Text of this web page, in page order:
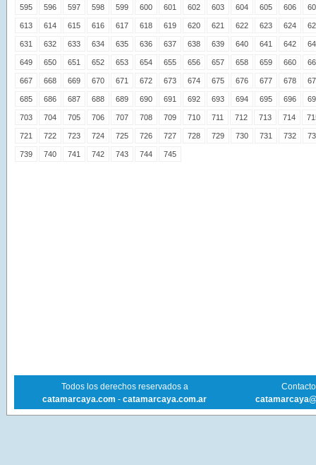
595 596 597 598 599 600 601 602 603 604 605 606
613 614 615 616 617 618 619 620 621 622 623 624
631 632 633 634 635 636 637 638 639 640 641 642
649 650 651 652 653 654 655 656 657 658 659 660
667 668 669 670 671 672 673 674 675 676 677 678
685 686 687 688 689 690 691 692 693 694 695 696
703 704 705 706 707 708 709 710 711 712 713 714
721 722 723 724 725 726 727 728 729 730 731 732
739 740 741 742 743 744 745
Todos los derechos reservados a
catamarcaya.com - catamarcaya.com.ar